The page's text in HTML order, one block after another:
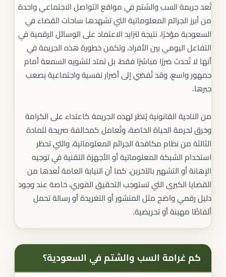
تُعد جريمة السب والشتم في مواقع التواصل الاجتماعي واحدة
من أبرز الجرائم المعلوماتية التي تشهدها ساحات القضاء في
السعودية مؤخرًا، نتيجة لتزايد الاعتماد على الوسائل الرقمية في
التفاعل اليومي بين الأفراد، وتكمن خطورة هذه الجريمة في
أنها لا تُحدث ضررًا مباشرًا فقط، بل تمتد لتشويه السمعة أمام
جمهور واسع، وقد تُفضي إلى أضرار نفسية واجتماعية يصعب
جبرها.
من الناحية القانونية يُنظر لهذه الجريمة كاعتداء على الكرامة
وخرق لحرمة الحياة الخاصة، وتُعامل كمخالفة صريحة للمادة
الثالثة من نظام مكافحة الجرائم المعلوماتية، والتي تحظر
استخدام الشبكة المعلوماتية أو الأجهزة التقنية في توجيه
الإهانة أو التشهير بالآخرين، كما أن النيابة العامة تُعدها من
القضايا الكبرى التي تستوجب التحقيق الفوري، خاصة عند وجود
دليل رقمي واضح مثل المنشور أو التغريدة أو رسالة تحمل
ألفاظًا مهينة أو تحريضية.
كم غرامة السب والشتم في السعودية؟